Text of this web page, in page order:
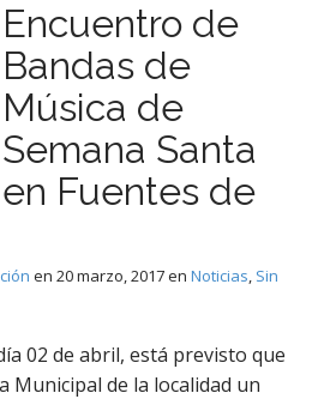
Encuentro de
Bandas de
Música de
Semana Santa
en Fuentes de
en 20 marzo, 2017en Noticias, Sin
02 de abril, está previsto que
Municipal de la localidad un